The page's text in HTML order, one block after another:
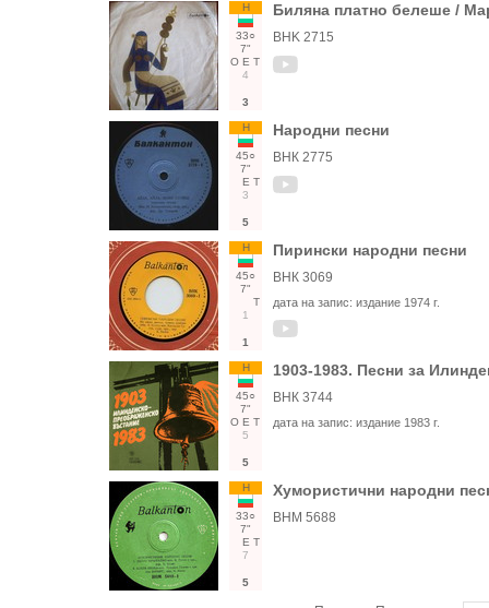
Н
33○
7"
О Е Т
4
3
Биляна платно белеше /
BHK 2715
Н
45○
7"
Е Т
3
5
Народни песни
ВНК 2775
Н
45○
7"
Т
1
1
Пирински народни песни
ВНК 3069
дата на запис: издание 1974 г.
Н
45○
7"
О Е Т
5
5
1903-1983. Песни за
ВНК 3744
дата на запис: издание 1983 г.
Н
33○
7"
Е Т
7
5
Хумористични народни
ВНМ 5688